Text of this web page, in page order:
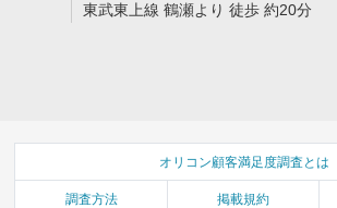
東武東上線 鶴瀬より 徒歩 約20分
オリコン顧客満足度調査とは
調査方法 掲載規約